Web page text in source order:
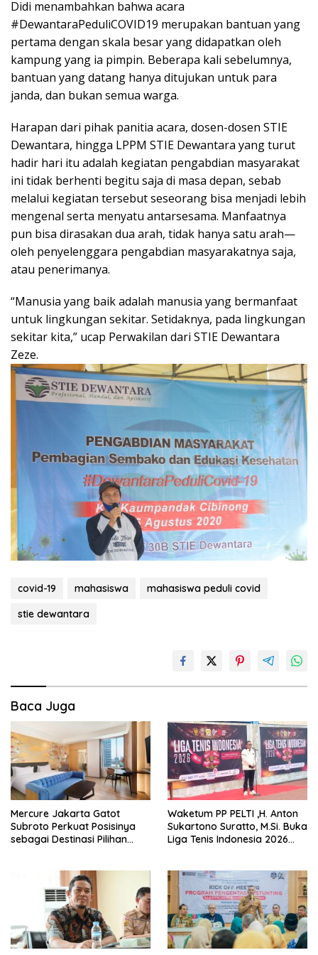
Didi menambahkan bahwa acara
#DewantaraPeduliCOVID19 merupakan bantuan yang
pertama dengan skala besar yang didapatkan oleh
kampung yang ia pimpin. Beberapa kali sebelumnya,
bantuan yang datang hanya ditujukan untuk para
janda, dan bukan semua warga.
Harapan dari pihak panitia acara, dosen-dosen STIE
Dewantara, hingga LPPM STIE Dewantara yang turut
hadir hari itu adalah kegiatan pengabdian masyarakat
ini tidak berhenti begitu saja di masa depan, sebab
melalui kegiatan tersebut seseorang bisa menjadi lebih
mengenal serta menyatu antarsesama. Manfaatnya
pun bisa dirasakan dua arah, tidak hanya satu arah—
oleh penyelenggara pengabdian masyarakatnya saja,
atau penerimanya.
“Manusia yang baik adalah manusia yang bermanfaat
untuk lingkungan sekitar. Setidaknya, pada lingkungan
sekitar kita,” ucap Perwakilan dari STIE Dewantara
Zeze.
covid-19 mahasiswa
mahasiswa peduli covid
stie dewantara
Baca Juga
Mercure Jakarta Gatot
Subroto Perkuat Posisinya
sebagai Destinasi Pilihan
Jakarta Selatan
Waketum PP PELTI ,H. Anton
Sukartono Suratto, M.Si. Buka
Liga Tenis Indonesia 2026